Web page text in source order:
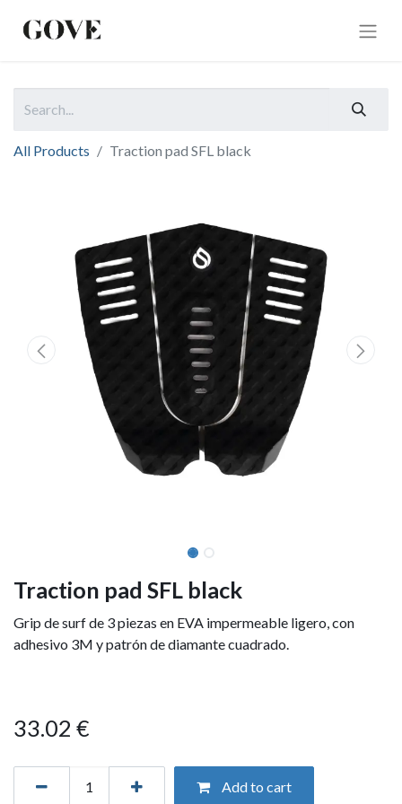
All Products Traction pad SFL black
Traction pad SFL black
Grip de surf de 3 piezas en EVA impermeable ligero, con
adhesivo 3M y patrón de diamante cuadrado.
33.02 €
Add to cart